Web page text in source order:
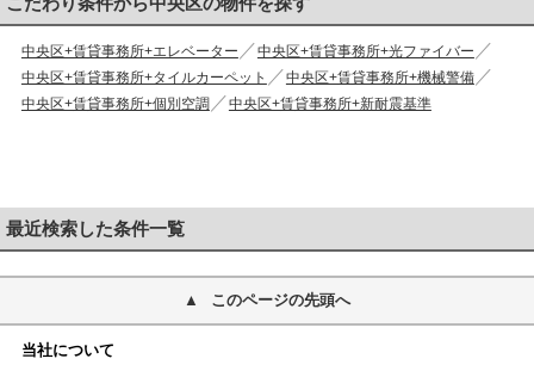
中央区+賃貸事務所+エレベーター
中央区+賃貸事務所+光ファイバー
中央区+賃貸事務所+タイルカーペット
中央区+賃貸事務所+機械警備
中央区+賃貸事務所+個別空調
中央区+賃貸事務所+新耐震基準
最近検索した条件一覧
このページの先頭へ
当社について